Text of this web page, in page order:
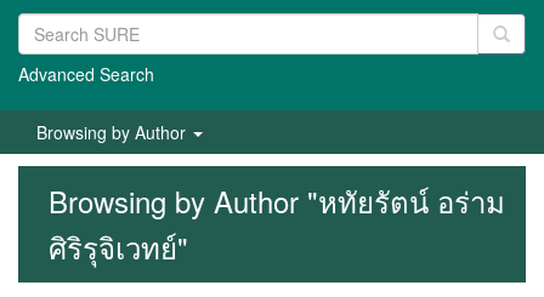
Advanced Search
Browsing by Author
Browsing by Author "หทัยรัตน์ อร่าม
ศิริรุจิเวทย์"